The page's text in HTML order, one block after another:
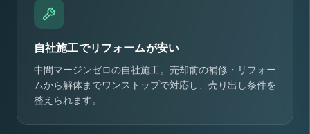
自社施工でリフォームが安い
中間マージンゼロの自社施工。売却前の補修・リフォー
ムから解体までワンストップで対応し、売り出し条件を
整えられます。